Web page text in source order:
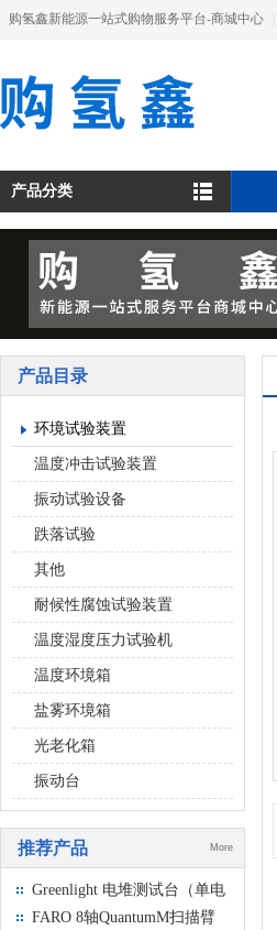
购氢鑫新能源一站式购物服务平台-商城中心
产品分类
产品目录
环境试验装置
温度冲击试验装置
振动试验设备
跌落试验
其他
耐候性腐蚀试验装置
温度湿度压力试验机
温度环境箱
盐雾环境箱
光老化箱
振动台
推荐产品 More
Greenlight 电堆测试台（单电
池和部件测试）
FARO 8轴QuantumM扫描臂